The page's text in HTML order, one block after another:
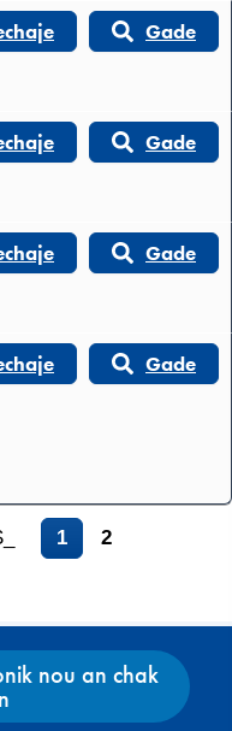
Gade
Gade
Gade
Gade
1 2
nou an chak